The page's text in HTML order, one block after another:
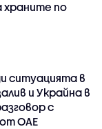
храните по
ситуацията в
и Украйна в
с
ОАЕ